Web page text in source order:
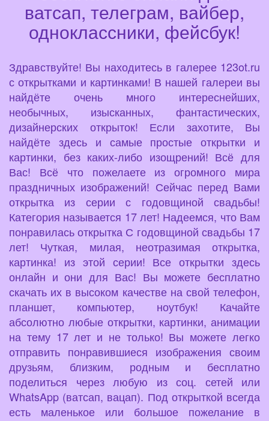
ватсап, телеграм, вайбер,
одноклассники, фейсбук!
Здравствуйте! Вы находитесь в галерее 123ot.ru
с открытками и картинками! В нашей галереи вы
найдёте очень много интереснейших,
необычных, изысканных, фантастических,
дизайнерских открыток! Если захотите, Вы
найдёте здесь и самые простые открытки и
картинки, без каких-либо изощрений! Всё для
Вас! Всё что пожелаете из огромного мира
праздничных изображений! Сейчас перед Вами
открытка из серии с годовщиной свадьбы!
Категория называется 17 лет! Надеемся, что Вам
понравилась открытка С годовщиной свадьбы 17
лет! Чуткая, милая, неотразимая открытка,
картинка! из этой серии! Все открытки здесь
онлайн и они для Вас! Вы можете бесплатно
скачать их в высоком качестве на свой телефон,
планшет, компьютер, ноутбук! Качайте
абсолютно любые открытки, картинки, анимации
на тему 17 лет и не только! Вы можете легко
отправить понравившиеся изображения своим
друзьям, близким, родным и бесплатно
поделиться через любую из соц. сетей или
WhatsApp (ватсап, вацап). Под открыткой всегда
есть маленькое или большое пожелание в